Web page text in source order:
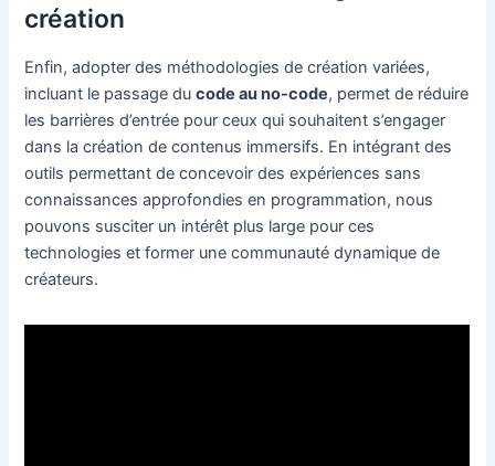
création
Enfin, adopter des méthodologies de création variées,
incluant le passage ducode au no-code, permet de réduire
les barrières d’entrée pour ceux qui souhaitent s’engager
dans la création de contenus immersifs. En intégrant des
outils permettant de concevoir des expériences sans
connaissances approfondies en programmation, nous
pouvons susciter un intérêt plus large pour ces
technologies et former une communauté dynamique de
créateurs.